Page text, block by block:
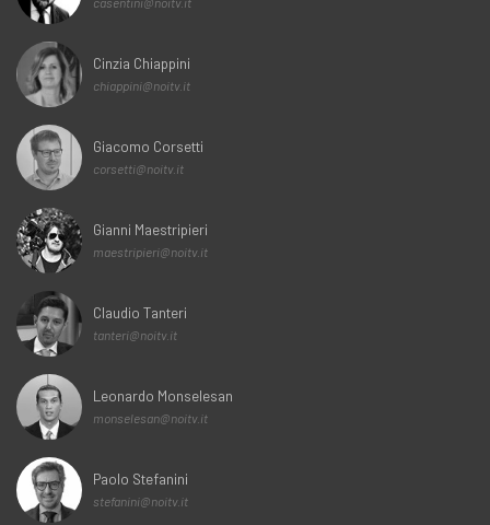
Cinzia Chiappini
chiappini@noitv.it
Giacomo Corsetti
corsetti@noitv.it
Gianni Maestripieri
maestripieri@noitv.it
Claudio Tanteri
tanteri@noitv.it
Leonardo Monselesan
monselesan@noitv.it
Paolo Stefanini
stefanini@noitv.it